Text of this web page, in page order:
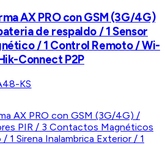
AX PRO con GSM (3G/4G)
de respaldo / 1 Sensor
/ 1 Control Remoto / Wi-
Connect P2P
KS